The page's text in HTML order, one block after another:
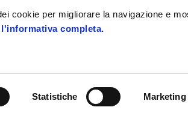
cookie per migliorare la navigazione e
completa.
Statistiche Marketing